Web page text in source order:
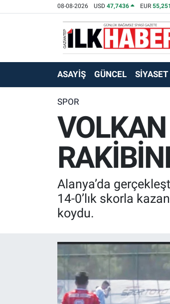
08-08-2026 USD47,7436 EUR
ASAYİŞ GÜNCEL SİYASET
SPOR
Alanya’da
14-0’lık skorla
koydu.
EKONOMİ
SİYASET
SAĞLIK
TEKNOLOJİ
EĞİTİM
KÜLTÜR - SANAT
Beyoğlu Hava Durumu
Beyoğlu Trafik Yoğunluk Haritası
Süper Lig Puan Durumu ve Fikstür
Tüm Manşetler
Son Dakika Haberleri
Haber Arşivi